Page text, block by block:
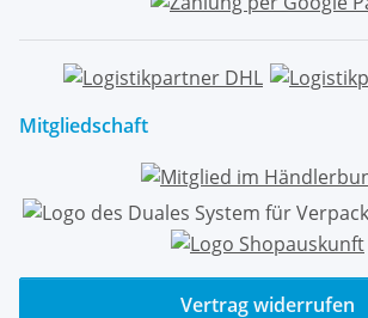
Mitgliedschaft
Vertrag widerrufen